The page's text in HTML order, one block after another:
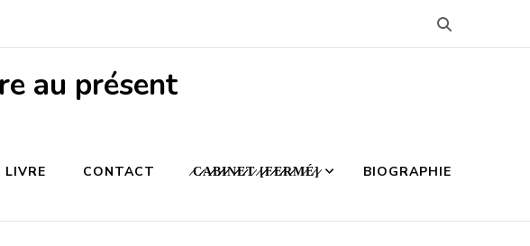
au présent
LIVRE CONTACT ̷C̷̷A̷̷B̷̷I̷̷N̷̷E̷̷T̷ ̷[̷̷F̷̷E̷̷R̷̷M̷É̷]̷ BIOGRAPHIE